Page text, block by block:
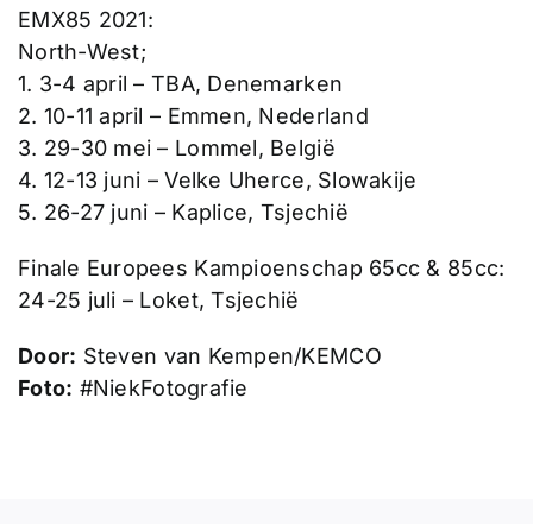
EMX85 2021:
North-West;
1. 3-4 april – TBA, Denemarken
2. 10-11 april – Emmen, Nederland
3. 29-30 mei – Lommel, België
4. 12-13 juni – Velke Uherce, Slowakije
5. 26-27 juni – Kaplice, Tsjechië
Finale Europees Kampioenschap 65cc & 85cc:
24-25 juli – Loket, Tsjechië
Door: Steven van Kempen/KEMCO
Foto: #NiekFotografie